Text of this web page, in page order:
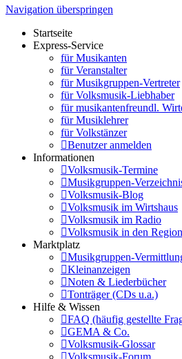
Navigation überspringen
Startseite
Express-Service
für Musikanten
für Veranstalter
für Musikgruppen-Vertreter
für Volksmusik-Liebhaber
für musikantenfreundl.
für Musiklehrer
für Volkstänzer
Benutzer anmelden
Informationen
Volksmusik-Termine
Musikgruppen-
Volksmusik-Blog
Volksmusik im Wirtshaus
Volksmusik im Radio
Volksmusik in den
Marktplatz
Musikgruppen-
Kleinanzeigen
Noten & Liederbücher
Tonträger (CDs u.a.)
Hilfe & Wissen
FAQ (häufig gestellte
GEMA & Co.
Volksmusik-Glossar
Volksmusik-Forum